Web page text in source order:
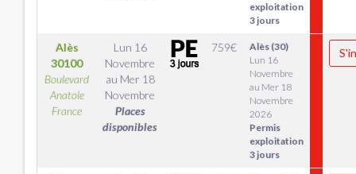
exploitation
3 jours
Alès
30100
Boulevard
Anatole
France
Lun 16
Novembre
au Mer 18
Novembre
Places
disponibles
759€
Alès (30)
Lun 16
Novembre
au Mer 18
Novembre
2026
Permis
exploitation
3 jours